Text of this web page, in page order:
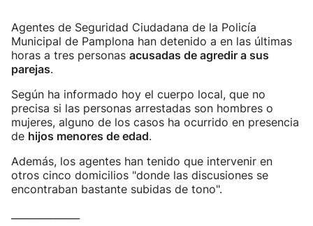
Agentes de Seguridad Ciudadana de la Policía
Municipal de Pamplona han detenido a en las últimas
horas a tres personas acusadas de agredir a sus
parejas.
Según ha informado hoy el cuerpo local, que no
precisa si las personas arrestadas son hombres o
mujeres, alguno de los casos ha ocurrido en presencia
de hijos menores de edad.
Además, los agentes han tenido que intervenir en
otros cinco domicilios "donde las discusiones se
encontraban bastante subidas de tono".